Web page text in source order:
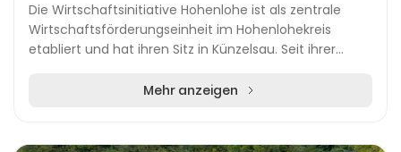
Die Wirtschaftsinitiative Hohenlohe ist als zentrale
Wirtschaftsförderungseinheit im Hohenlohekreis
etabliert und hat ihren Sitz in Künzelsau. Seit ihrer
Mehr anzeigen